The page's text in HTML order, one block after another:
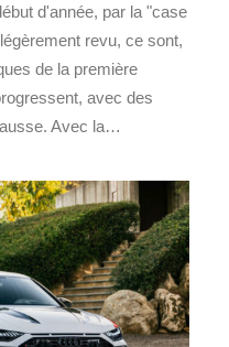
d'année, par la "case
revu, ce sont,
de la première
avec des
Avec la…